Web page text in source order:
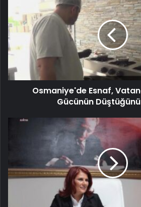
Osmaniye'de Esnaf,
Gücünün